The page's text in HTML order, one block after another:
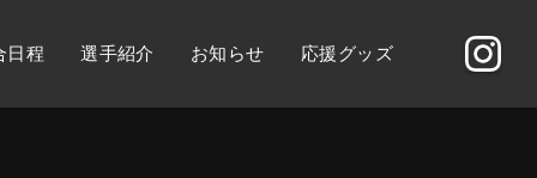
日程 選手紹介 お知らせ 応援グッズ